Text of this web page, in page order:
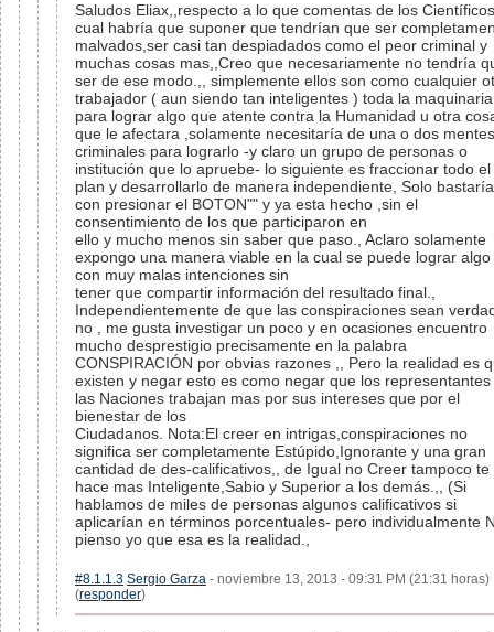
Saludos Eliax,,respecto a lo que comentas de los
cual habría que suponer que tendrían que ser
malvados,ser casi tan despiadados como el peor criminal y
muchas cosas mas,,Creo que necesariamente no tendría
ser de ese modo.,, simplemente ellos son como cualquier
trabajador ( aun siendo tan inteligentes ) toda la maquinaria
para lograr algo que atente contra la Humanidad u otra
que le afectara ,solamente necesitaría de una o dos mentes
criminales para lograrlo -y claro un grupo de personas o
institución que lo apruebe- lo siguiente es fraccionar todo el
plan y desarrollarlo de manera independiente, Solo bastaría
con presionar el BOTON"" y ya esta hecho ,sin el
consentimiento de los que participaron en
ello y mucho menos sin saber que paso., Aclaro solamente
expongo una manera viable en la cual se puede lograr algo
con muy malas intenciones sin
tener que compartir información del resultado final.,
Independientemente de que las conspiraciones sean
no , me gusta investigar un poco y en ocasiones encuentro
mucho desprestigio precisamente en la palabra
CONSPIRACIÓN por obvias razones ,, Pero la realidad es
existen y negar esto es como negar que los representantes
las Naciones trabajan mas por sus intereses que por el
bienestar de los
Ciudadanos. Nota:El creer en intrigas,conspiraciones no
significa ser completamente Estúpido,Ignorante y una gran
cantidad de des-calificativos,, de Igual no Creer tampoco te
hace mas Inteligente,Sabio y Superior a los demás.,, (Si
hablamos de miles de personas algunos calificativos si
aplicarían en términos porcentuales- pero individualmente
pienso yo que esa es la realidad.,
#8.1.1.3 Sergio Garza - noviembre 13, 2013 - 09:31 PM (21:31 horas)
(responder)